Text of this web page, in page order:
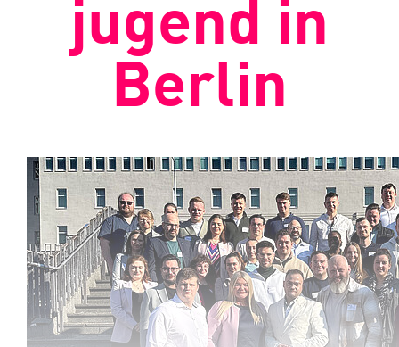
jugend in
Berlin